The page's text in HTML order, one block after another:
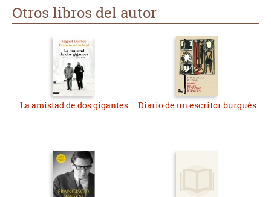
Otros libros del autor
La amistad de dos gigantes Diario de un escritor burgués